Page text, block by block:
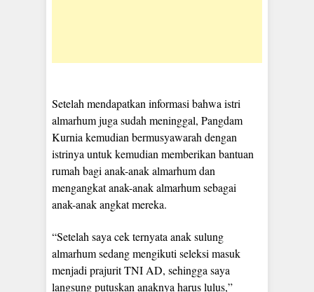
Setelah mendapatkan informasi bahwa istri
almarhum juga sudah meninggal, Pangdam
Kurnia kemudian bermusyawarah dengan
istrinya untuk kemudian memberikan bantuan
rumah bagi anak-anak almarhum dan
mengangkat anak-anak almarhum sebagai
anak-anak angkat mereka.
“Setelah saya cek ternyata anak sulung
almarhum sedang mengikuti seleksi masuk
menjadi prajurit TNI AD, sehingga saya
langsung putuskan anaknya harus lulus,”